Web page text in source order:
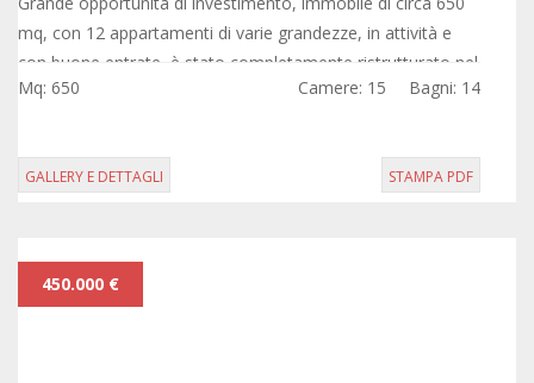
mq, con 12 appartamenti di varie grandezze, in attività e
con buone entrate, è stato completamente ristrutturato nel
'96, la struttura è in...
Mq: 650 Camere: 15 Bagni: 14
GALLERY E DETTAGLI STAMPA PDF
450.000 €